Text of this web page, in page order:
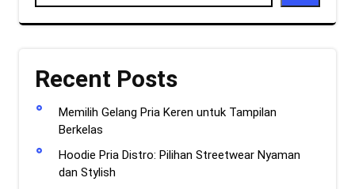
Recent Posts
Memilih Gelang Pria Keren untuk Tampilan
Berkelas
Hoodie Pria Distro: Pilihan Streetwear Nyaman
dan Stylish